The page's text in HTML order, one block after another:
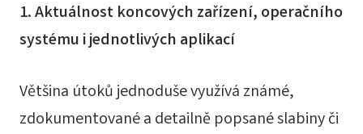
1. Aktuálnost koncových zařízení, operačního
systému i jednotlivých aplikací
Většina útoků jednoduše využívá známé,
zdokumentované a detailně popsané slabiny či